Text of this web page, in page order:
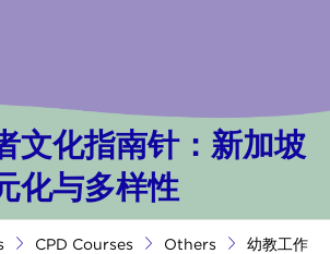
文化指南针：新加坡
化与多样性
CPD Courses Others 幼教工作者